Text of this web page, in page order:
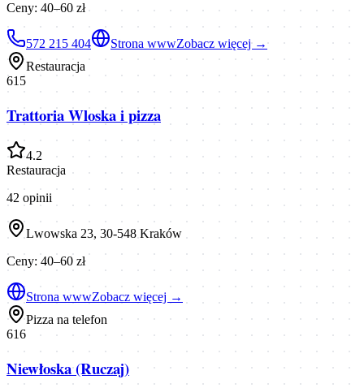
Ceny:40–60 zł
572 215 404 Strona wwwZobacz więcej →
Restauracja
615
Trattoria Wloska i pizza
4.2
Restauracja
42 opinii
Lwowska 23, 30-548 Kraków
Ceny: 40–60 zł
Strona wwwZobacz więcej →
Pizza na telefon
616
Niewłoska (Ruczaj)